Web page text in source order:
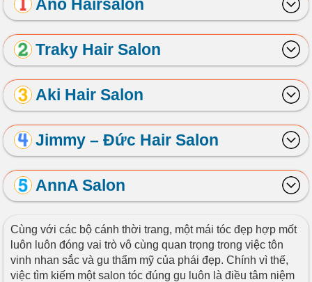
n
Ano Hairsalon
Traky Hair Salon
Aki Hair Salon
Jimmy – Đức Hair Salon
AnnA Salon
Cùng với các bộ cánh thời trang, một mái tóc đẹp hợp mốt
luôn luôn đóng vai trò vô cùng quan trọng trong việc tôn
vinh nhan sắc và gu thẩm mỹ của phái đẹp. Chính vì thế,
việc tìm kiếm một salon tóc đúng gu luôn là điều tâm niệm